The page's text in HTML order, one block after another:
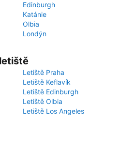
Edinburgh
Katánie
Olbia
Londýn
Letiště Praha
Letiště Keflavík
Letiště Edinburgh
Letiště Olbia
Letiště Los Angeles